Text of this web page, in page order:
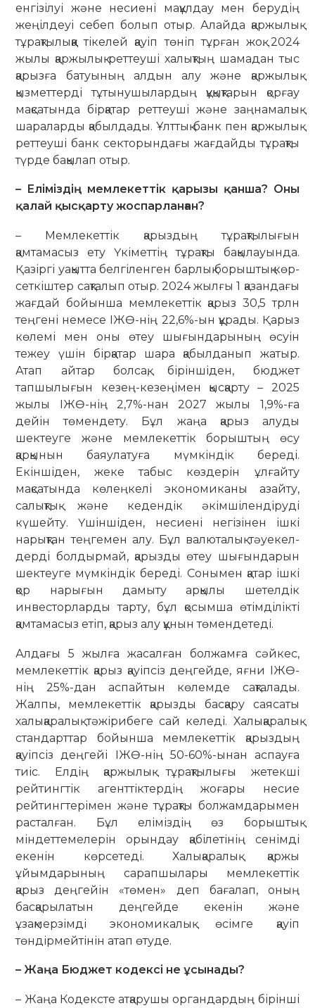
енгізілуі және несиені мақұлдау мен берудің
жеңілдеуі себеп болып отыр. Алайда қаржылық
тұрақтылыққа тікелей қауіп төніп тұрған жоқ. 2024
жылы қаржылық реттеуші халықтың шамадан тыс
қарызға батуының алдын алу және қаржылық
қызметтерді тұтынушылардың құқықтарын қорғау
мақсатында бірқатар реттеуші және заңнамалық
шараларды қабылдады. Ұлттық банк пен қаржылық
реттеуші банк секторындағы жағдайды тұрақты
түрде бақылап отыр.
– Еліміздің мемлекеттік қарызы қанша? Оны
қалай қысқарту жос­пар­ланған?
– Мемлекеттік қарыздың тұрақ­ты­лығын
қамтамасыз ету Үкіметтің тұрақты бақылауында.
Қазіргі уақыт­та белгіленген барлық борыштық көр­
сет­кіштер сақталып отыр. 2024 жылғы 1 қа­зан­дағы
жағдай бойынша мем­лекет­тік қарыз 30,5 трлн
теңгені немесе ІЖӨ-нің 22,6%-ын құрады. Қарыз
көлемі мен оны өтеу шығындарының өсуін
тежеу үшін бірқатар шара қабылданып жатыр.
Атап айтар болсақ, біріншіден, бюджет
тапшылығын кезең-кезеңімен қысқарту – 2025
жылы ІЖӨ-нің 2,7%-нан 2027 жылы 1,9%-ға
дейін төмендету. Бұл жаңа қарыз алуды
шектеуге және мемлекеттік борыштың өсу
қарқынын баяулатуға мүмкіндік береді.
Екіншіден, жеке табыс көз­дерін ұлғайту
мақсатында көлеңкелі эконо­миканы азайту,
салықтық және кеден­дік әкімшілендіруді
күшейту. Үшін­шіден, несиені негізінен ішкі
нарық­тан теңгемен алу. Бұл валюта­лық тәуекел­
дерді болдырмай, қарызды өтеу шығын­дарын
шектеуге мүмкіндік береді. Со­нымен қатар ішкі
қор нарығын да­мыту арқылы шетелдік
инвесторлар­ды тарту, бұл қосымша өтімділікті
қамт­амасыз етіп, қарыз алу құнын төмендетеді.
Алдағы 5 жылға жасалған болжамға сәйкес,
мемлекеттік қарыз қауіпсіз деңгейде, яғни ІЖӨ-
нің 25%-дан ас­пай­тын көлемде сақталады.
Жалпы, мем­лекеттік қарызды басқару саясаты
халықаралық тәжірибеге сай келеді. Халықаралық
стандарттар бойынша мемлекеттік қарыздың
қауіпсіз деңгейі ІЖӨ-нің 50-60%-ынан аспауға
тиіс. Елдің қаржылық тұрақтылығы жетекші
рейтингтік агенттіктердің жоғары несие
рейтингтерімен және тұрақты болжамдарымен
расталған. Бұл еліміздің өз борыштық
міндеттемелерін орындау қабілетінің сенімді
екенін көрсетеді. Халықаралық қаржы
ұйымдарының сарапшылары мемлекеттік
қарыз деңгейін «төмен» деп бағалап, оның
басқарылатын деңгейде екенін және
ұзақмерзімді экономикалық өсімге қауіп
төндірмейтінін атап өтуде.
– Жаңа Бюджет кодексі не ұсынады?
– Жаңа Кодексте атқарушы орган­дардың бірінші